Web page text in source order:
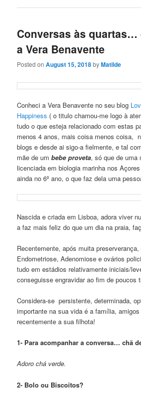
Conversas às quartas…
a Vera Benavente
Posted onAugust 15, 2018byMatilde
Conheci a Vera Benavente no seu blog
Happiness ( o titulo chamou-me logo à
tudo o que esteja relacionado com estas
menos 4 anos, mais coisa menos coisa,
blogs e desde ai sigo-a fielmente, e tal
mãe de umbebe proveta, só que de uma
licenciada em biologia marinha nos
ainda no 6º ano, o que faz dela uma
Nascida e criada em Lisboa, adora viver
a faz mais feliz do que um dia na praia,
Recentemente, após muita
Endometriose, Adenomiose e ovários
tudo em estádios relativamente iniciais/
conseguisse engravidar ao fim de poucos
Considera-se persistente, determinada,
importante na sua vida é a família,
recentemente a sua filhota!
1- Para acompanhar a conversa… chã
Adoro chá verde.
2- Bolo ou Biscoitos?